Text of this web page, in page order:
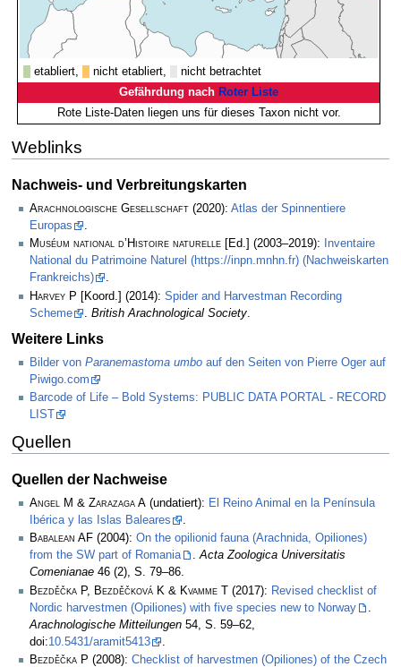
etabliert, nicht etabliert,
nicht betrachtet
Gefährdung nach Roter Liste
Rote Liste-Daten liegen uns für dieses Taxon nicht vor.
Weblinks
Nachweis- und Verbreitungskarten
Arachnologische Gesellschaft (2020): Atlas der Spinnentiere
Europas
.
Muséum national d’Histoire naturelle [Ed.] (2003–2019):
Inventaire
National du Patrimoine Naturel (https://inpn.mnhn.fr) (Nachweiskarten
Frankreichs)
.
Harvey P [Koord.] (2014): Spider and Harvestman Recording
Scheme
British Arachnological Society
Weitere Links
Bilder von Paranemastoma umbo auf den Seiten von Pierre Oger auf
Piwigo.com
Barcode of Life – Bold Systems: PUBLIC DATA PORTAL - RECORD
LIST
Quellen
Quellen der Nachweise
Angel M & Zarazaga A (undatiert): El Reino Animal en la Península
Ibérica y las Islas Baleares
.
Babalean AF (2004): On the opilionid fauna (Arachnida, Opiliones)
from the SW part of Romania
.Acta Zoologica Universitatis
Comenianae 46 (2), S. 79–86.
Bezděčka P, Bezděčková K & Kvamme T (2017): Revised checklist of
Nordic harvestmen (Opiliones) with five species new to Norway
Arachnologische Mitteilungen 54, S. 59–62,
doi:10.5431/aramit5413
Bezděčka P (2008): Checklist of harvestmen (Opiliones) of the Czech